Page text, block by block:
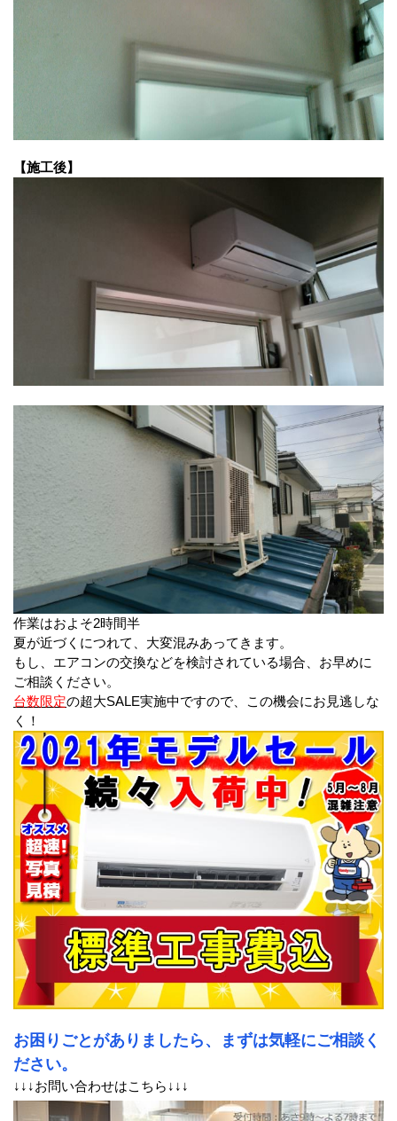
【施工後】
作業はおよそ2時間半
夏が近づくにつれて、大変混みあってきます。
もし、エアコンの交換などを検討されている場合、お早めに
ご相談ください。
台数限定の超大SALE実施中ですので、この機会にお見逃しな
く！
お困りごとがありましたら、まずは気軽にご相談く
ださい。
↓↓↓お問い合わせはこちら↓↓↓